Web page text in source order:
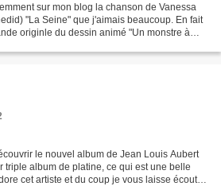
sur mon blog la chanson de Vanessa
"La Seine" que j'aimais beaucoup. En fait
originle du dessin animé "Un monstre à
le nouvel album de Jean Louis Aubert
triple album de platine, ce qui est une belle
cet artiste et du coup je vous laisse écouter